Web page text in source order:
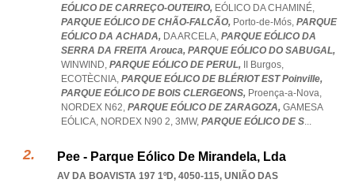
EÓLICO DE CARREÇO-OUTEIRO, EÓLICO DA CHAMINÉ,
PARQUE EÓLICO DE CHÃO-FALCÃO, Porto-de-Mós, PARQUE
EÓLICO DA ACHADA, DA ARCELA, PARQUE EÓLICO DA
SERRA DA FREITA Arouca, PARQUE EÓLICO DO SABUGAL,
WINWIND, PARQUE EÓLICO DE PERUL,
II Burgos,
ECOTÈCNIA, PARQUE EÓLICO DE BLÉRIOT EST Poinville,
PARQUE EÓLICO DE BOIS CLERGEONS, Proença-a-Nova,
NORDEX N62, PARQUE EÓLICO DE ZARAGOZA, GAMESA
EÓLICA, NORDEX N90 2, 3MW, PARQUE EÓLICO DE S...
Pee - Parque Eólico De Mirandela, Lda
AV DA BOAVISTA 197 1ºD, 4050-115, UNIÃO DAS